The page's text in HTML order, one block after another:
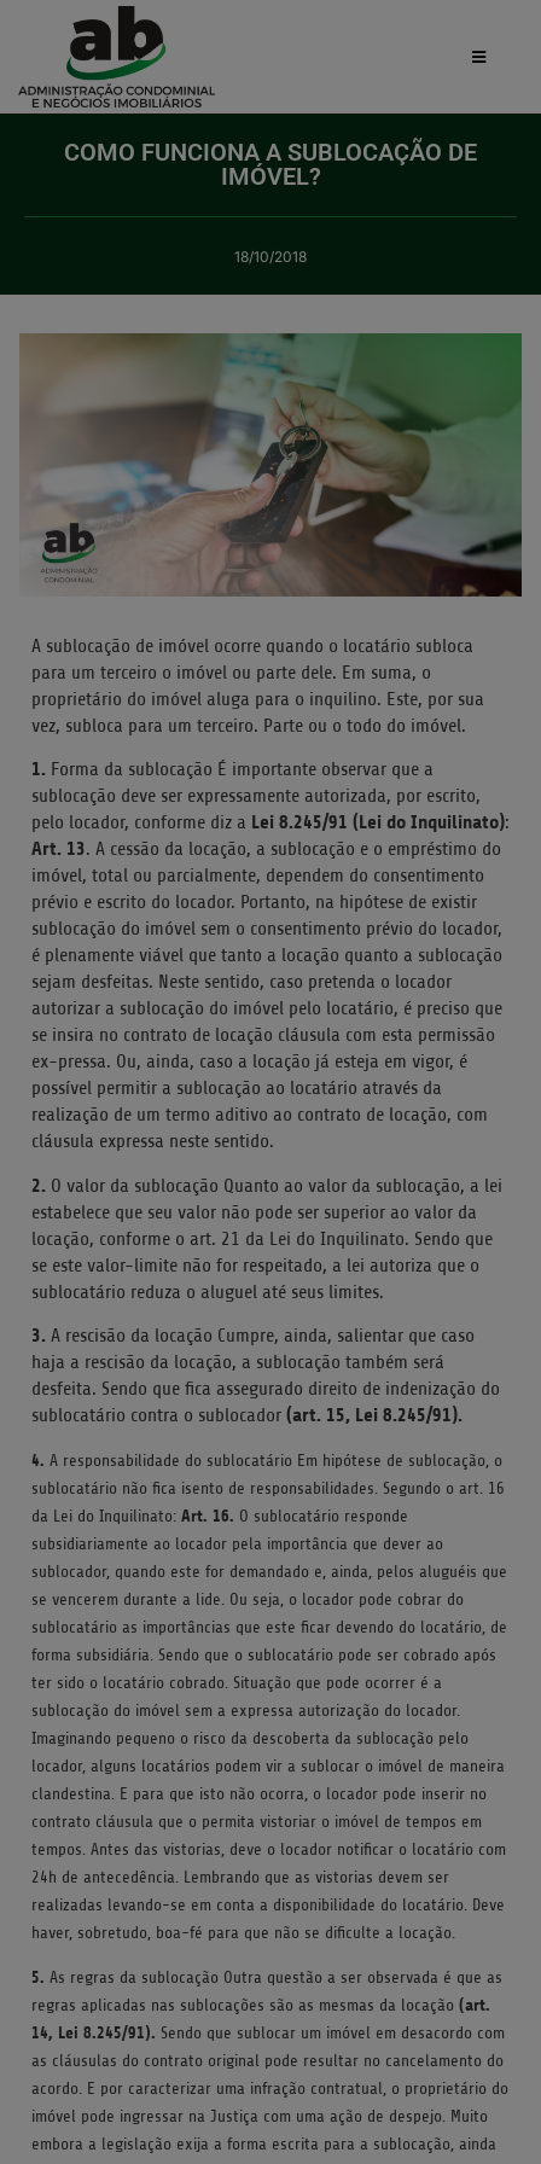
COMO FUNCIONA A SUBLOCAÇÃO DE
IMÓVEL?
18/10/2018
A sublocação de imóvel ocorre quando o locatário subloca
para um terceiro o imóvel ou parte dele. Em suma, o
proprietário do imóvel aluga para o inquilino. Este, por sua
vez, subloca para um terceiro. Parte ou o todo do imóvel.
1. Forma da sublocação É importante observar que a
sublocação deve ser expressamente autorizada, por escrito,
pelo locador, conforme diz a Lei 8.245/91 (Lei do Inquilinato):
Art. 13. A cessão da locação, a sublocação e o empréstimo do
imóvel, total ou parcialmente, dependem do consentimento
prévio e escrito do locador. Portanto, na hipótese de existir
sublocação do imóvel sem o consentimento prévio do locador,
é plenamente viável que tanto a locação quanto a sublocação
sejam desfeitas. Neste sentido, caso pretenda o locador
autorizar a sublocação do imóvel pelo locatário, é preciso que
se insira no contrato de locação cláusula com esta permissão
ex-pressa. Ou, ainda, caso a locação já esteja em vigor, é
possível permitir a sublocação ao locatário através da
realização de um termo aditivo ao contrato de locação, com
cláusula expressa neste sentido.
2. O valor da sublocação Quanto ao valor da sublocação, a lei
estabelece que seu valor não pode ser superior ao valor da
locação, conforme o art. 21 da Lei do Inquilinato. Sendo que
se este valor-limite não for respeitado, a lei autoriza que o
sublocatário reduza o aluguel até seus limites.
3. A rescisão da locação Cumpre, ainda, salientar que caso
haja a rescisão da locação, a sublocação também será
desfeita. Sendo que fica assegurado direito de indenização do
sublocatário contra o sublocador (art. 15, Lei 8.245/91).
4. A responsabilidade do sublocatário Em hipótese de sublocação, o
sublocatário não fica isento de responsabilidades. Segundo o art. 16
da Lei do Inquilinato: Art. 16. O sublocatário responde
subsidiariamente ao locador pela importância que dever ao
sublocador, quando este for demandado e, ainda, pelos aluguéis que
se vencerem durante a lide. Ou seja, o locador pode cobrar do
sublocatário as importâncias que este ficar devendo do locatário, de
forma subsidiária. Sendo que o sublocatário pode ser cobrado após
ter sido o locatário cobrado. Situação que pode ocorrer é a
sublocação do imóvel sem a expressa autorização do locador.
Imaginando pequeno o risco da descoberta da sublocação pelo
locador, alguns locatários podem vir a sublocar o imóvel de maneira
clandestina. E para que isto não ocorra, o locador pode inserir no
contrato cláusula que o permita vistoriar o imóvel de tempos em
tempos. Antes das vistorias, deve o locador notificar o locatário com
24h de antecedência. Lembrando que as vistorias devem ser
realizadas levando-se em conta a disponibilidade do locatário. Deve
haver, sobretudo, boa-fé para que não se dificulte a locação.
5. As regras da sublocação Outra questão a ser observada é que as
regras aplicadas nas sublocações são as mesmas da locação (art.
14, Lei 8.245/91). Sendo que sublocar um imóvel em desacordo com
as cláusulas do contrato original pode resultar no cancelamento do
acordo. E por caracterizar uma infração contratual, o proprietário do
imóvel pode ingressar na Justiça com uma ação de despejo. Muito
embora a legislação exija a forma escrita para a sublocação, ainda